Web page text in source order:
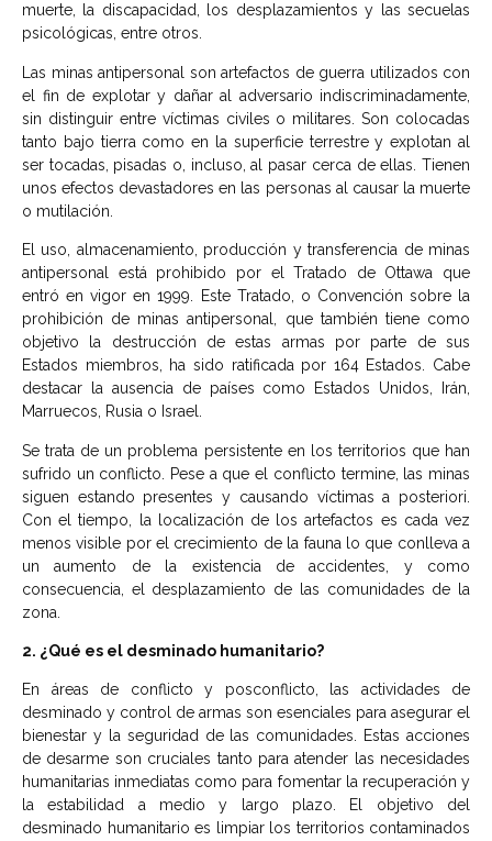
muerte, la discapacidad, los desplazamientos y las secuelas
psicológicas, entre otros.
Las minas antipersonal son artefactos de guerra utilizados con
el fin de explotar y dañar al adversario indiscriminadamente,
sin distinguir entre víctimas civiles o militares. Son colocadas
tanto bajo tierra como en la superficie terrestre y explotan al
ser tocadas, pisadas o, incluso, al pasar cerca de ellas. Tienen
unos efectos devastadores en las personas al causar la muerte
o mutilación.
El uso, almacenamiento, producción y transferencia de minas
antipersonal está prohibido por el Tratado de Ottawa que
entró en vigor en 1999. Este Tratado, o Convención sobre la
prohibición de minas antipersonal, que también tiene como
objetivo la destrucción de estas armas por parte de sus
Estados miembros, ha sido ratificada por 164 Estados. Cabe
destacar la ausencia de países como Estados Unidos, Irán,
Marruecos, Rusia o Israel.
Se trata de un problema persistente en los territorios que han
sufrido un conflicto. Pese a que el conflicto termine, las minas
siguen estando presentes y causando víctimas a posteriori.
Con el tiempo, la localización de los artefactos es cada vez
menos visible por el crecimiento de la fauna lo que conlleva a
un aumento de la existencia de accidentes, y como
consecuencia, el desplazamiento de las comunidades de la
zona.
2. ¿Qué es el desminado humanitario?
En áreas de conflicto y posconflicto, las actividades de
desminado y control de armas son esenciales para asegurar el
bienestar y la seguridad de las comunidades. Estas acciones
de desarme son cruciales tanto para atender las necesidades
humanitarias inmediatas como para fomentar la recuperación y
la estabilidad a medio y largo plazo. El objetivo del
desminado humanitario es limpiar los territorios contaminados